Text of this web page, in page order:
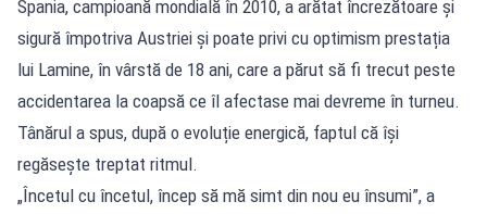
Spania, campioană mondială în 2010, a arătat încrezătoare și
sigură împotriva Austriei și poate privi cu optimism prestația
lui Lamine, în vârstă de 18 ani, care a părut să fi trecut peste
accidentarea la coapsă ce îl afectase mai devreme în turneu.
Tânărul a spus, după o evoluție energică, faptul că își
regăsește treptat ritmul.
„Încetul cu încetul, încep să mă simt din nou eu însumi”, a